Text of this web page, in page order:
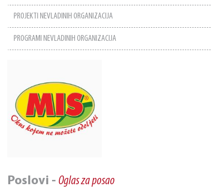
PROJEKTI NEVLADINIH ORGANIZACIJA
PROGRAMI NEVLADINIH ORGANIZACIJA
Poslovi - Oglas za posao